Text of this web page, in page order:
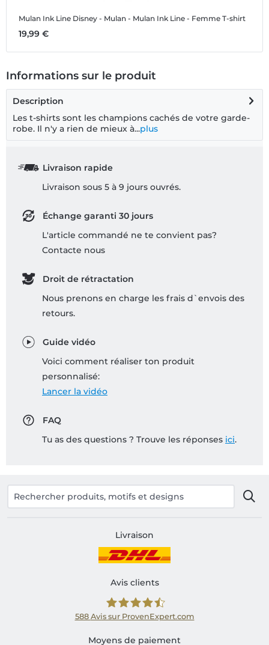
Mulan Ink Line Disney - Mulan - Mulan Ink Line - Femme T-shirt
19,99 €
Informations sur le produit
Description
Les t-shirts sont les champions cachés de votre garde-
robe. Il n'y a rien de mieux à...plus
Livraison rapide
Livraison sous 5 à 9 jours ouvrés.
Échange garanti 30 jours
L'article commandé ne te convient pas?
Contacte nous
Droit de rétractation
Nous prenons en charge les frais d`envois des
retours.
Guide vidéo
Voici comment réaliser ton produit
personnalisé:
Lancer la vidéo
FAQ
Tu as des questions ? Trouve les réponses ici.
Livraison
Avis clients
Shirtinator FR
588 Avis sur ProvenExpert.com
Moyens de paiement